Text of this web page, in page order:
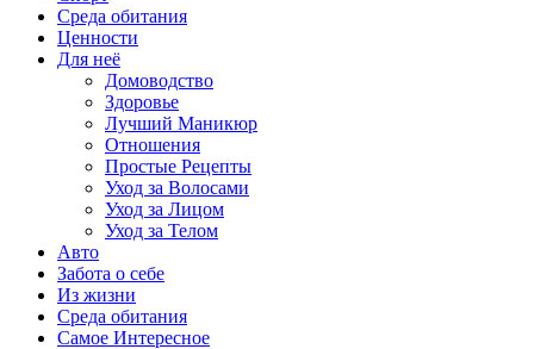
Среда обитания
Ценности
Для неё
Домоводство
Здоровье
Лучший Маникюр
Отношения
Простые Рецепты
Уход за Волосами
Уход за Лицом
Уход за Телом
Авто
Забота о себе
Из жизни
Среда обитания
Самое Интересное